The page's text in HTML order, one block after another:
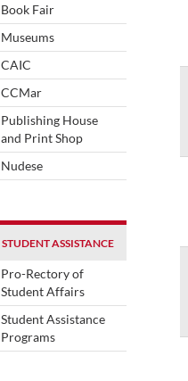
Book Fair
Museums
CAIC
CCMar
Publishing House
and Print Shop
Nudese
STUDENT ASSISTANCE
Pro-Rectory of
Student Affairs
Student Assistance
Programs